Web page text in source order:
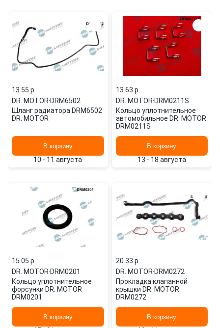
13.55 p.
DR. MOTOR·DRM6502
Шланг радиатора DRM6502
DR. MOTOR
В корзину
10 - 11 августа
13.63 p.
DR. MOTOR·DRM0211S
Кольцо уплотнительное
автомобильное DR. MOTOR
DRM0211S
В корзину
13 - 18 августа
15.05 p.
DR. MOTOR·DRM0201
Кольцо уплотнительное
форсунки DR. MOTOR
DRM0201
В корзину
20.33 p.
DR. MOTOR·DRM0272
Прокладка клапанной
крышки DR. MOTOR
DRM0272
В корзину